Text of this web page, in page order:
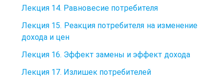
Лекция 14. Равновесие потребителя
Лекция 15. Реакция потребителя на изменение
дохода и цен
Лекция 16. Эффект замены и эффект дохода
Лекция 17. Излишек потребителей